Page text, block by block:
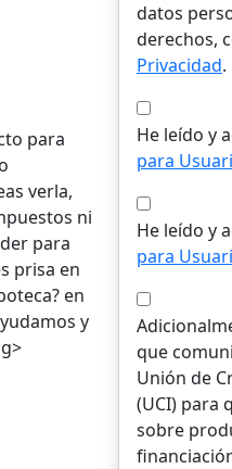
para
verla,
ni
para
prisa en
en
y
datos
derechos,
Privacidad.
He leído y
para
He leído y
para
que
Unión de
(UCI) para
sobre